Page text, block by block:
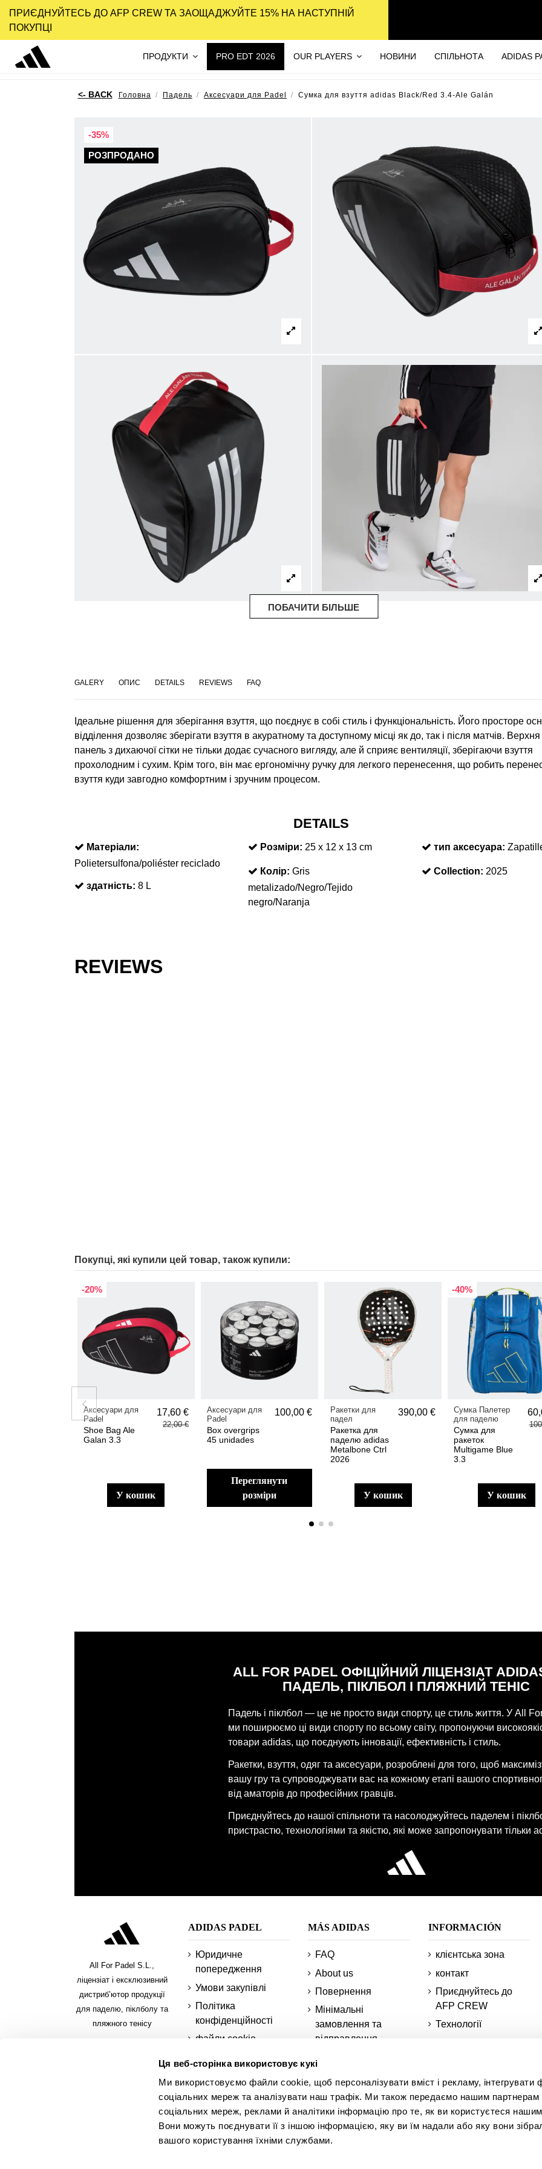
Ця веб-сторінка використовує кукі
Ми використовуємо файли cookie, щоб персоналізувати вміст і рекламу, інтегрувати
соціальних мереж та аналізувати наш трафік. Ми також передаємо нашим партнерам
соціальних мереж, реклами й аналітики інформацію про те, як ви користуєтеся
Вони можуть поєднувати її з іншою інформацією, яку ви їм надали або яку вони
вашого користування їхніми службами.
ПРИЄДНУЙТЕСЬ ДО AFP CREW ТА ЗАОЩАДЖУЙТЕ 15% НА НАСТУПНІЙ
ПОКУПЦІ
ПРОДУКТИ PRO EDT 2026 OUR PLAYERS НОВИНИ СПІЛЬНОТА ADIDAS
Головна Падель Аксесуари для Padel Сумка для взуття adidas Black/Red 3.4-Ale Galán
-35%
РОЗПРОДАНО
ПОБАЧИТИ БІЛЬШЕ
GALERY ОПИС DETAILS REVIEWS FAQ
Ідеальне рішення для зберігання взуття, що поєднує в собі стиль і функціональність. Його просторе
відділення дозволяє зберігати взуття в акуратному та доступному місці як до, так і після матчів. Верхня
панель з дихаючої сітки не тільки додає сучасного вигляду, але й сприяє вентиляції, зберігаючи взуття
прохолодним і сухим. Крім того, він має ергономічну ручку для легкого перенесення, що робить
взуття куди завгодно комфортним і зручним процесом.
DETAILS
Матеріали:
Polietersulfona/poliéster reciclado
здатність: 8 L
Розміри: 25 x 12 x 13 cm
Колір: Gris
metalizado/Negro/Tejido
negro/Naranja
тип аксесуара:
Collection: 2025
REVIEWS
Покупці, які купили цей товар, також купили:
-20%
Аксесуари для
Padel
Shoe Bag Ale
Galan 3.3
17,60 €
22,00 €
у кошик
Аксесуари для
Padel
Box overgrips
45 unidades
100,00 €
переглянути
розміри
Ракетки для
падел
Ракетка для
паделю adidas
Metalbone Ctrl
2026
390,00 €
у кошик
-40%
Сумка Палетер
для паделю
Сумка для
ракеток
Multigame Blue
3.3
у кошик
ALL FOR PADEL ОФІЦІЙНИЙ ЛІЦЕНЗІАТ
ПАДЕЛЬ, ПІКЛБОЛ І ПЛЯЖНИЙ ТЕНІС
Падель і піклбол — це не просто види спорту, це стиль життя. У All
ми поширюємо ці види спорту по всьому світу, пропонуючи
товари adidas, що поєднують інновації, ефективність і стиль.
Ракетки, взуття, одяг та аксесуари, розроблені для того, щоб
вашу гру та супроводжувати вас на кожному етапі вашого
від аматорів до професійних гравців.
Приєднуйтесь до нашої спільноти та насолоджуйтесь паделем і
пристрастю, технологіями та якістю, які може запропонувати тільки
All For Padel S.L.,
ліцензіат і ексклюзивний
дистриб’ютор продукції
для паделю, піклболу та
пляжного тенісу
ADIDAS PADEL
Юридичне
попередження
Умови закупівлі
Політика
конфіденційності
файли cookie
оплати
платити частинами
Запитати рахунок
adidas padel
MÁS ADIDAS
FAQ
About us
Повернення
Мінімальні
замовлення та
відправлення
Академія AFP
INFORMACIÓN
клієнтська зона
контакт
Приєднуйтесь до
AFP CREW
Технології